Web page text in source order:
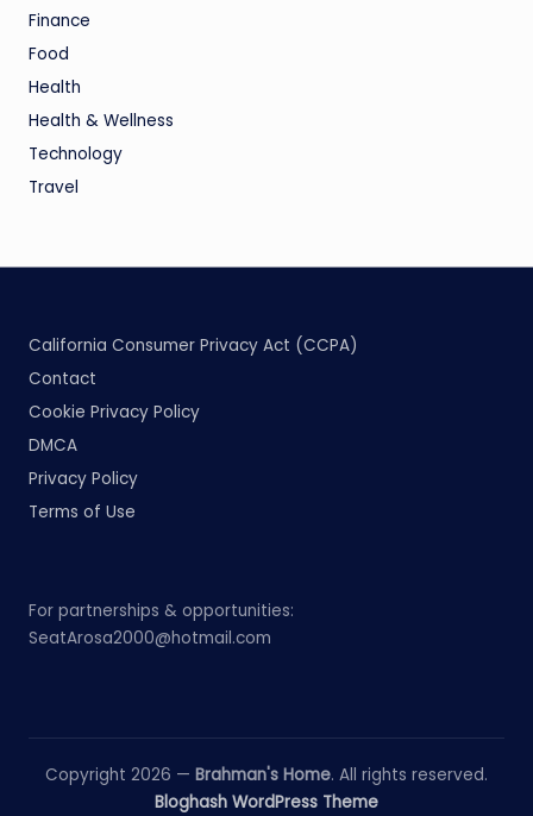
Finance
Food
Health
Health & Wellness
Technology
Travel
California Consumer Privacy Act (CCPA)
Contact
Cookie Privacy Policy
DMCA
Privacy Policy
Terms of Use
For partnerships & opportunities:
SeatArosa2000@hotmail.com
Copyright 2026 — Brahman's Home. All rights reserved.
Bloghash WordPress Theme